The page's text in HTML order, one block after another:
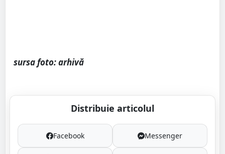
sursa foto: arhivă
Distribuie articolul
Facebook Messenger